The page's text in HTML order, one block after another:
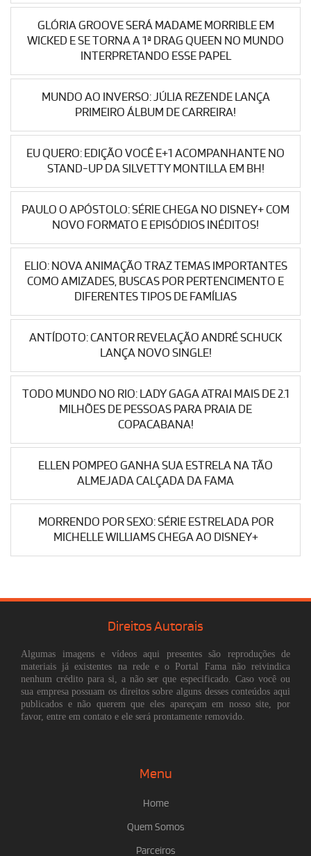
GLÓRIA GROOVE SERÁ MADAME MORRIBLE EM
WICKED E SE TORNA A 1ª DRAG QUEEN NO MUNDO
INTERPRETANDO ESSE PAPEL
MUNDO AO INVERSO: JÚLIA REZENDE LANÇA
PRIMEIRO ÁLBUM DE CARREIRA!
EU QUERO: EDIÇÃO VOCÊ E+1 ACOMPANHANTE NO
STAND-UP DA SILVETTY MONTILLA EM BH!
PAULO O APÓSTOLO: SÉRIE CHEGA NO DISNEY+ COM
NOVO FORMATO E EPISÓDIOS INÉDITOS!
ELIO: NOVA ANIMAÇÃO TRAZ TEMAS IMPORTANTES
COMO AMIZADES, BUSCAS POR PERTENCIMENTO E
DIFERENTES TIPOS DE FAMÍLIAS
ANTÍDOTO: CANTOR REVELAÇÃO ANDRÉ SCHUCK
LANÇA NOVO SINGLE!
TODO MUNDO NO RIO: LADY GAGA ATRAI MAIS DE 2.1
MILHÕES DE PESSOAS PARA PRAIA DE
COPACABANA!
ELLEN POMPEO GANHA SUA ESTRELA NA TÃO
ALMEJADA CALÇADA DA FAMA
MORRENDO POR SEXO: SÉRIE ESTRELADA POR
MICHELLE WILLIAMS CHEGA AO DISNEY+
Direitos Autorais
Algumas imagens e vídeos aqui presentes são reproduções de
materiais já existentes na rede e o Portal Fama não reivindica
nenhum crédito para si, a não ser que especificado. Caso você ou
sua empresa possuam os direitos sobre alguns desses conteúdos aqui
publicados e não querem que eles apareçam em nosso site, por
favor, entre em contato e ele será prontamente removido.
Menu
Home
Quem Somos
Parceiros